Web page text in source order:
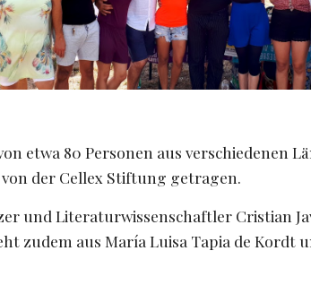
etwa 80 Personen aus verschiedenen
der Cellex Stiftung getragen.
und Literaturwissenschaftler Cristian
zudem aus María Luisa Tapia de Kordt